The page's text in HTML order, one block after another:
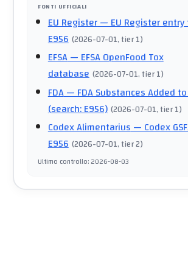
FONTI UFFICIALI
EU Register— EU Register entry
E956 (2026-07-01, tier 1)
EFSA— EFSA OpenFood Tox
database (2026-07-01, tier 1)
FDA— FDA Substances Added
(search: E956) (2026-07-01, tier 1)
Codex Alimentarius— Codex
E956 (2026-07-01, tier 2)
Ultimo controllo:2026-08-03